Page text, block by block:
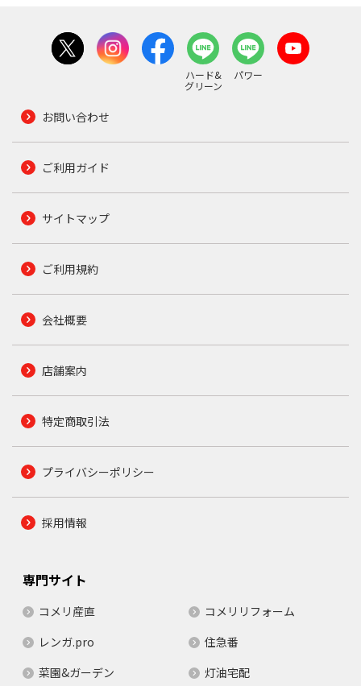
ハード&
グリーン
パワー
お問い合わせ
ご利用ガイド
サイトマップ
ご利用規約
会社概要
店舗案内
特定商取引法
プライバシーポリシー
採用情報
専門サイト
コメリ産直
コメリリフォーム
レンガ.pro
住急番
菜園&ガーデン
灯油宅配